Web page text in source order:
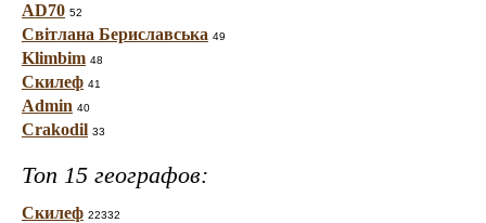
AD70 52
Світлана Бериславська 49
Klimbim 48
Скилеф 41
Admin 40
Crakodil 33
Топ 15 географов:
Скилеф 22332